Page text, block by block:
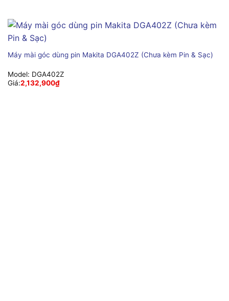
Máy mài góc dùng pin Makita DGA402Z (Chưa kèm Pin & Sạc)
Model: DGA402Z
Giá:2,132,900₫